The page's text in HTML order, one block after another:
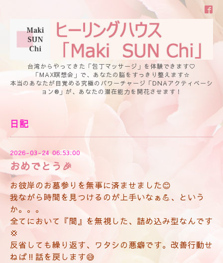
台湾からやってきた「包丁マッサージ」を体験できます♡
「MAX瞑想会」で、あなたの脳をすっきり整えます☆
本当のあなたが目覚める究極のパワーチャージ「DNAアクティベーシ
ョン®」が、あなたの潜在能力を開花させます！
日記
2026-03-24 06:53:00
おめでとう🎉
お彼岸のお墓参りを無事に済ませました😊
我ながら時間を見つけるのが上手いなぁ💪、 という
か。。。
全てにおいて『間』を無視した、詰め込み型なんです
💢
反省しても繰り返す、ワタシの悪癖です。改善行動せ
ねば‼️話を戻します😅